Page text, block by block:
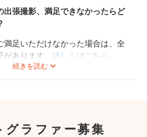
出張撮影、満足できなかったらど
続きを読む
満足いただけなかった場合は、全
があります。詳しくはこちら
グラファー募集